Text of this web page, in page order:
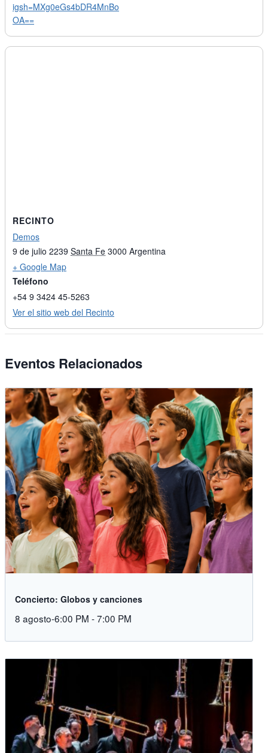
igsh=MXg0eGs4bDR4MnBo
OA==
RECINTO
Demos
9 de julio 2239 Santa Fe 3000 Argentina
+ Google Map
Teléfono
+54 9 3424 45-5263
Ver el sitio web del Recinto
Eventos Relacionados
Concierto: Globos y canciones
8 agosto-6:00 PM -7:00 PM